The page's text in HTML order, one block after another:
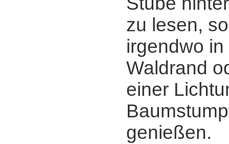
zu lesen,
irgendwo
Waldrand
einer
genießen.